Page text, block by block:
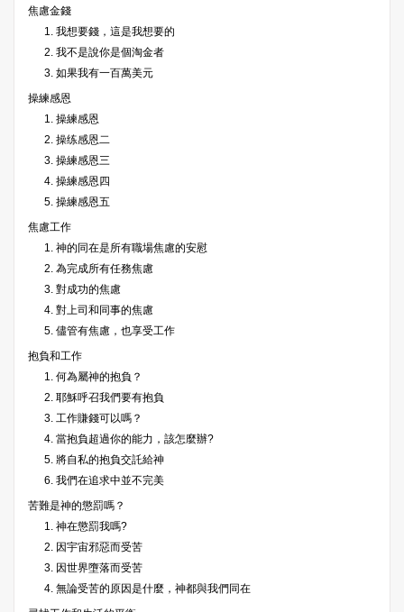
焦慮金錢
1. 我想要錢，這是我想要的
2. 我不是說你是個淘金者
3. 如果我有一百萬美元
操練感恩
1. 操練感恩
2. 操练感恩二
3. 操練感恩三
4. 操練感恩四
5. 操練感恩五
焦慮工作
1. 神的同在是所有職場焦慮的安慰
2. 為完成所有任務焦慮
3. 對成功的焦慮
4. 對上司和同事的焦慮
5. 儘管有焦慮，也享受工作
抱負和工作
1. 何為屬神的抱負？
2. 耶穌呼召我們要有抱負
3. 工作賺錢可以嗎？
4. 當抱負超過你的能力，該怎麼辦?
5. 將自私的抱負交託給神
6. 我們在追求中並不完美
苦難是神的懲罰嗎？
1. 神在懲罰我嗎?
2. 因宇宙邪惡而受苦
3. 因世界墮落而受苦
4. 無論受苦的原因是什麼，神都與我們同在